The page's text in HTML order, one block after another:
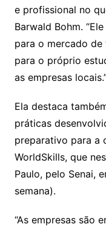
e profissional no
Barwald Bohm.
para o mercado
para o próprio
as empresas
Ela destaca
práticas
preparativo para a
WorldSkills, que
Paulo, pelo Senai,
semana).
“As empresas são